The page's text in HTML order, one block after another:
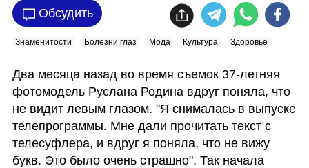
Обсудить
Знаменитости Болезни глаз Мода Культура Здоровье
Два месяца назад во время съемок 37-летняя
фотомодель Руслана Родина вдруг поняла, что
не видит левым глазом. "Я снималась в выпуске
телепрограммы. Мне дали прочитать текст с
телесуфлера, и вдруг я поняла, что не вижу
букв. Это было очень страшно". Так начала